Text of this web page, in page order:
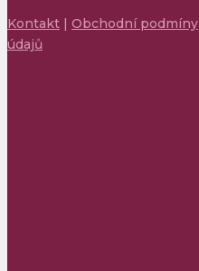
Kontakt Obchodní podmíny
údajů